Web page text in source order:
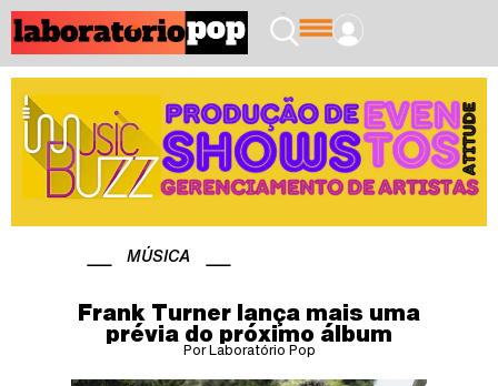
MÚSICA
Frank Turner lança mais uma
prévia do próximo álbum
Por Laboratório Pop